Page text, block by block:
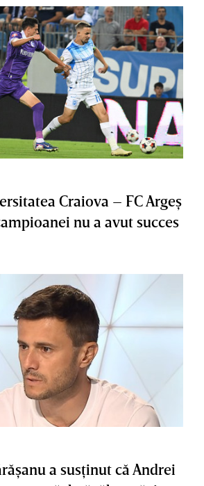
Craiova – FC Argeş
nu a avut succes
a susţinut că Andrei